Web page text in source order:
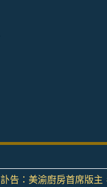
訃告：美渝廚房首席版